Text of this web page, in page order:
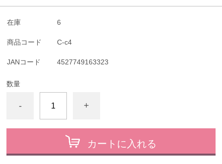
在庫 6
商品コード C-c4
JANコード 4527749163323
数量
- +
カートに入れる